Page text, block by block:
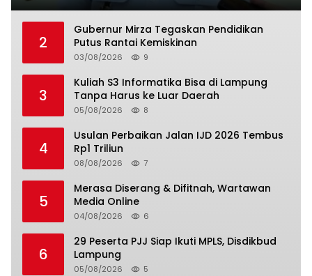
2
Gubernur Mirza Tegaskan Pendidikan
Putus Rantai Kemiskinan
03/08/2026 9
3
Kuliah S3 Informatika Bisa di Lampung
Tanpa Harus ke Luar Daerah
05/08/2026 8
4
Usulan Perbaikan Jalan IJD 2026 Tembus
Rp1 Triliun
08/08/2026 7
5
Merasa Diserang & Difitnah, Wartawan
Media Online
04/08/2026 6
6
29 Peserta PJJ Siap Ikuti MPLS, Disdikbud
Lampung
05/08/2026 5